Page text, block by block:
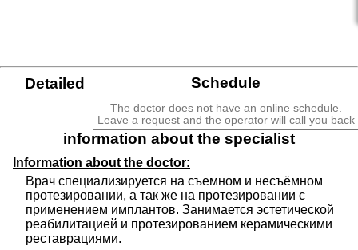
Schedule
The doctor does not have an online schedule.
Leave a request and the operator will call you back
Detailed
information about the specialist
Information about the doctor:
Врач специализируется на съемном и несъёмном
протезировании, а так же на протезировании с
применением имплантов. Занимается эстетической
реабилитацией и протезированием керамическими
реставрациями.